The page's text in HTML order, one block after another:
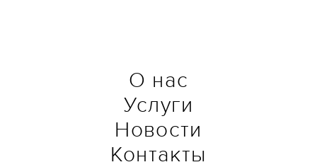
О нас
Услуги
Новости
Контакты